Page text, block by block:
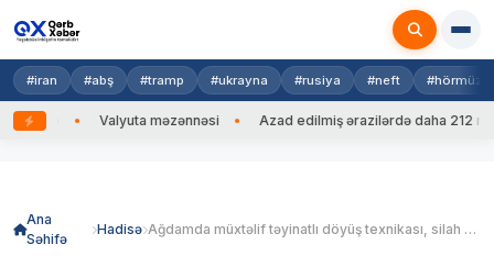
#iran #abş #tramp #ukrayna #rusiya #neft #hörmüz
Valyuta məzənnəsi Azad edilmiş ərazilərdə daha 212 mina,
Ana
Səhifə
Hadisə Ağdamda müxtəlif təyinatlı döyüş texnikası, silah və sursat müsadirə edilib